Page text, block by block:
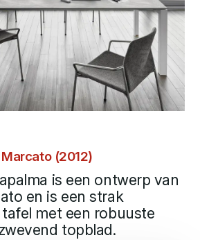
(2012)
is een ontwerp van
en is een strak
met een robuuste
topblad.